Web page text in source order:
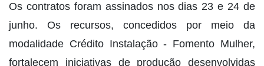
Os contratos foram assinados nos dias 23 e 24 de
junho. Os recursos, concedidos por meio da
modalidade Crédito Instalação - Fomento Mulher,
fortalecem iniciativas de produção desenvolvidas